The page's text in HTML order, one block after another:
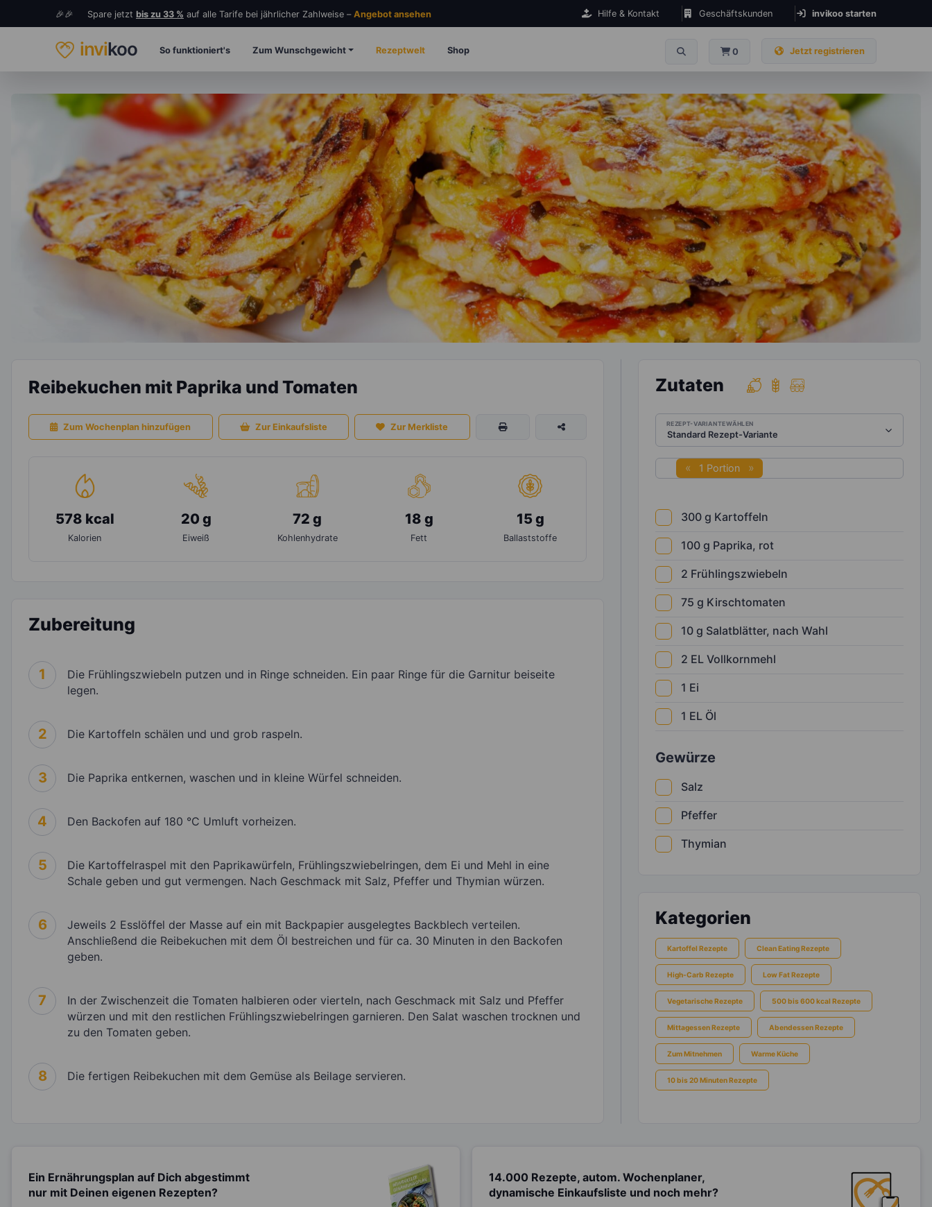
🎉🎉 Spare jetzt bis zu 33 % auf alle Tarife bei jährlicher Zahlweise – Angebot ansehen Hilfe & Kontakt Geschäftskunden invikoo starten
invikoo So funktioniert's Zum Wunschgewicht Rezeptwelt Shop 0 Jetzt registrieren
Reibekuchen mit Paprika und Tomaten
Zum Wochenplan hinzufügen Zur Einkaufsliste Zur Merkliste
578 kcal
Kalorien
20 g
Eiweiß
72 g
Kohlenhydrate
18 g
Fett
15 g
Ballaststoffe
Zubereitung
1
Die Frühlingszwiebeln putzen und in Ringe schneiden. Ein paar Ringe für die Garnitur beiseite
legen.
2 Die Kartoffeln schälen und und grob raspeln.
3 Die Paprika entkernen, waschen und in kleine Würfel schneiden.
4 Den Backofen auf 180 °C Umluft vorheizen.
5
Die Kartoffelraspel mit den Paprikawürfeln, Frühlingszwiebelringen, dem Ei und Mehl in eine
Schale geben und gut vermengen. Nach Geschmack mit Salz, Pfeffer und Thymian würzen.
6
Jeweils 2 Esslöffel der Masse auf ein mit Backpapier ausgelegtes Backblech verteilen.
Anschließend die Reibekuchen mit dem Öl bestreichen und für ca. 30 Minuten in den Backofen
geben.
7
In der Zwischenzeit die Tomaten halbieren oder vierteln, nach Geschmack mit Salz und Pfeffer
würzen und mit den restlichen Frühlingszwiebelringen garnieren. Den Salat waschen trocknen und
zu den Tomaten geben.
8 Die fertigen Reibekuchen mit dem Gemüse als Beilage servieren.
Zutaten
REZEPT-VARIANTE WÄHLEN
1 Portion
300 g Kartoffeln
100 g Paprika, rot
2 Frühlingszwiebeln
75 g Kirschtomaten
10 g Salatblätter, nach Wahl
2 EL Vollkornmehl
1 Ei
1 EL Öl
Gewürze
Salz
Pfeffer
Thymian
Kategorien
Kartoffel Rezepte Clean Eating Rezepte
High-Carb Rezepte Low Fat Rezepte
Vegetarische Rezepte 500 bis 600 kcal Rezepte
Mittagessen Rezepte Abendessen Rezepte
Zum Mitnehmen Warme Küche
10 bis 20 Minuten Rezepte
Ein Ernährungsplan auf Dich abgestimmt
nur mit Deinen eigenen Rezepten?
14.000 Rezepte, autom. Wochenplaner,
dynamische Einkaufsliste und noch mehr?